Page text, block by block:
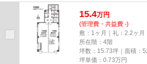
尚、弊社ではおとり広告は一切...
15.4万円
(管理費・共益費 -)
敷：1ヶ月｜礼：2.2ヶ月
所在階：4階
坪数：15.73坪｜面積：
坪単価： 0.73万円